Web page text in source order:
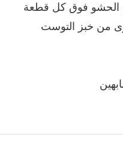
الحشو فوق كل قطعة
من خبز التوست